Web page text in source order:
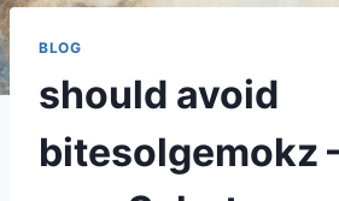
BLOG
should avoid
bitesolgemokz